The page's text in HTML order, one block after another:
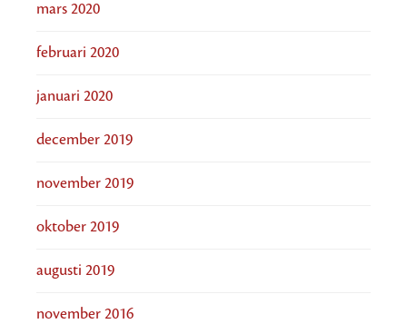
mars 2020
februari 2020
januari 2020
december 2019
november 2019
oktober 2019
augusti 2019
november 2016